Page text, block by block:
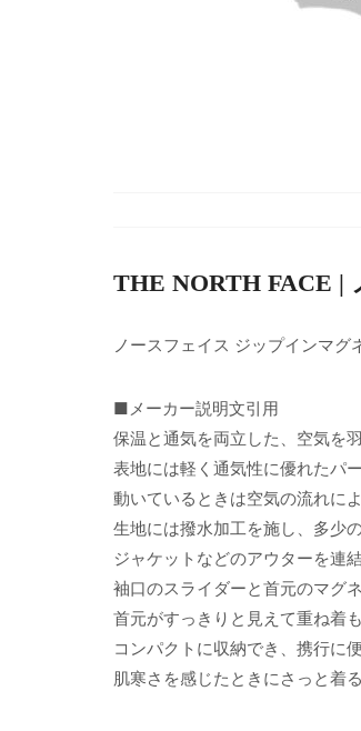
THE NORTH FACE |
ノースフェイス ジップインマグ
■メーカー説明文引用
保温と通気を両立した、空気を
表地には軽く通気性に優れたパ
動いているときは空気の流れに
生地には撥水加工を施し、多少
ジャケットなどのアウターを連
袖口のスライダーと首元のマグ
首元がすっきりと見えて重ね着
コンパクトに収納でき、携行に
肌寒さを感じたときにさっと着